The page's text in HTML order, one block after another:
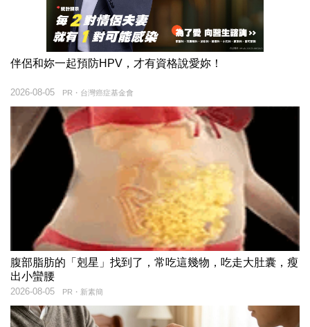
伴侶和妳一起預防HPV，才有資格說愛妳！
PR・台灣癌症基金會
2026-08-05
腹部脂肪的「剋星」找到了，常吃這幾物，吃走大肚囊，瘦
出小蠻腰
PR・新素簡
2026-08-05